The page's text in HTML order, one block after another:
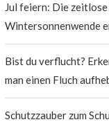
Jul feiern: Die
Wintersonnenwende
Bist du verflucht?
man einen Fluch
Schutzzauber zum